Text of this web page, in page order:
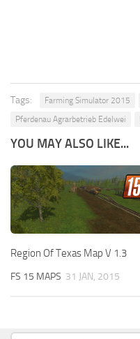
Tags: Farming Simulator 2015
Pferdenau Agrarbetrieb Edelwei
YOU MAY ALSO LIKE...
Region Of Texas Map V 1.3
FS 15 MAPS 31 JAN, 2015